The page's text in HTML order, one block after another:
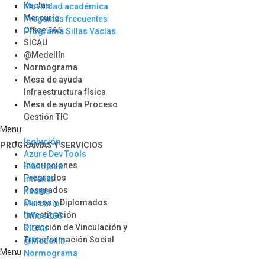
Movilidad académica
Preguntas frecuentes
Programa Sillas Vacías
Kactus
Mercurio
Office 365
SICAU
@Medellín
Normograma
Mesa de ayuda
Infraestructura física
Mesa de ayuda Proceso
Gestión TIC
Menu
Isolución
Azure Dev Tools
Biblioteca
Intranet
Kactus
Mercurio
Office 365
SICAU
@Medellín
Normograma
PROGRAMAS Y SERVICIOS​
Inscripciones
Pregrados
Posgrados
Cursos y Diplomados
Investigación
Dirección de Vinculación y
Transformación Social
Menu